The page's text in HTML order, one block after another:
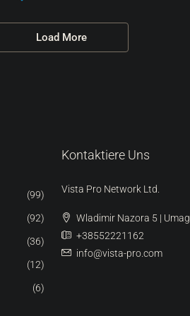
Load More
(99)
(92)
(36)
(12)
(6)
Kontaktiere Uns
Vista Pro Network Ltd.
Wladimir Nazora 5 | Umag
+38552221162
info@vista-pro.com